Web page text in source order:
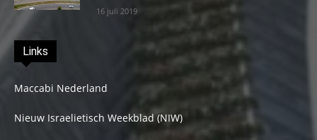
16 juli 2019
Links
Maccabi Nederland
Nieuw Israelietisch Weekblad (NIW)